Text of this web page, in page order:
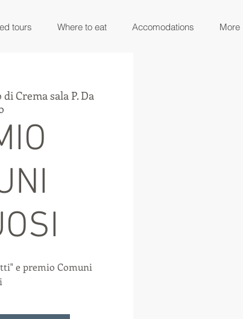
tours Where to eat Accomodations More
Crema sala P. Da
e premio Comuni